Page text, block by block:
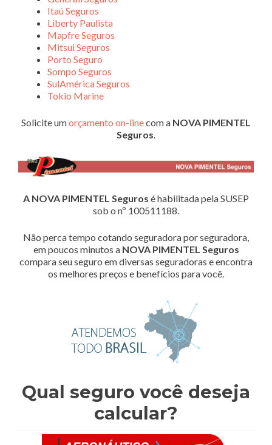
Itaú Seguros
Liberty Paulista
Mapfre Seguros
Mitsui Seguros
Porto Seguro
Sompo Seguros
SulAmérica Seguros
Tokio Marine
Solicite umorçamento on-linecom a NOVA PIMENTEL
Seguros.
A NOVA PIMENTEL Seguros é habilitada pela SUSEP
sob o nº 100511188.
Não perca tempo cotando seguradora por seguradora,
em poucos minutos a NOVA PIMENTEL Seguros
compara seu seguro em diversas seguradoras e encontra
os melhores preços e benefícios para você.
Qual seguro você deseja
calcular?